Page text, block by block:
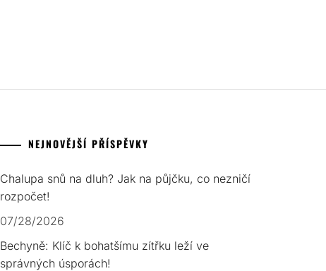
NEJNOVĚJŠÍ PŘÍSPĚVKY
Chalupa snů na dluh? Jak na půjčku, co nezničí
rozpočet!
07/28/2026
Bechyně: Klíč k bohatšímu zítřku leží ve
správných úsporách!